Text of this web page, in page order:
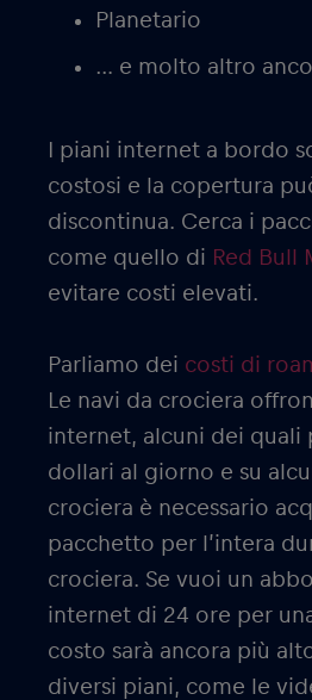
Planetario
… e molto altro
I piani internet a bordo
costosi e la copertura
discontinua. Cerca i
come quello di Red Bull
evitare costi elevati.
Parliamo dei costi di
Le navi da crociera
internet, alcuni dei quali
dollari al giorno e su
crociera è necessario
pacchetto per l’intera
crociera. Se vuoi un
internet di 24 ore per
costo sarà ancora più
diversi piani, come le